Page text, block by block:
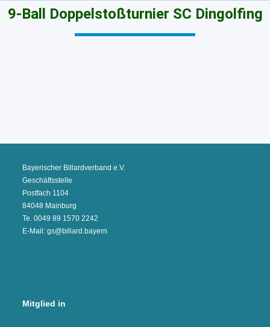
9-Ball Doppelstoßturnier SC Dingolfing
Bayerischer Billardverband e.V.
Geschäftsstelle
Postfach 1104
84048 Mainburg
Te. 0049 89 1570 2242
E-Mail: gs@billard.bayern
Mitglied in